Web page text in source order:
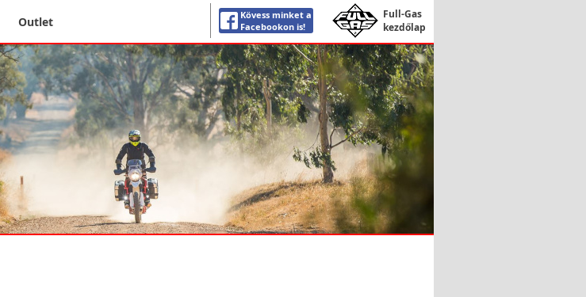
Outlet
Kövess minket a
Facebookon is!
Full-Gas
kezdőlap